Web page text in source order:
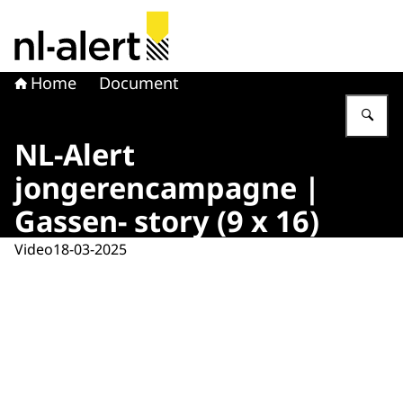
Naar de homepage van NL Alert
Home Document
NL-Alert
jongerencampagne |
Gassen- story (9 x 16)
Video18-03-2025